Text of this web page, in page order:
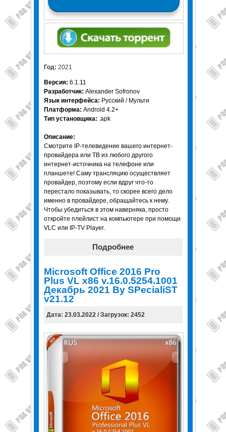
Год: 2021
Версия: 6.1.11
Разработчик: Alexander Sofronov
Язык интерфейса: Русский / Мульти
Платформа: Android 4.2+
Тип установщика: .apk
Описание:
Смотрите IP-телевидение вашего интернет-
провайдера или ТВ из любого другого
интернет-источника на телефоне или
планшете! Саму трансляцию осуществляет
провайдер, поэтому если вдруг что-то
перестало показывать, то скорее всего дело
именно в провайдере, обращайтесь к нему.
Чтобы убедиться в этом наверняка, просто
откройте плейлист на компьютере при помощи
VLC или IP-TV Player.
Подробнее
Microsoft Office 2016 Pro
Plus VL x86 v.16.0.5254.1001
Декабрь 2021 By SPecialiST
v21.12
Дата: 23.03.2022 / Загрузок: 2452